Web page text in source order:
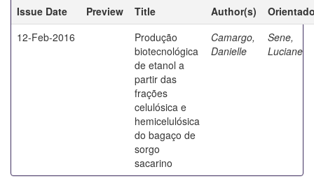
Issue Date
Preview Title Author(s)
12-Feb-2016
Produção
biotecnológica
de etanol a
partir das
frações
celulósica e
hemicelulósica
do bagaço de
sorgo
sacarino
Camargo,
Danielle
Sene,
Luciane